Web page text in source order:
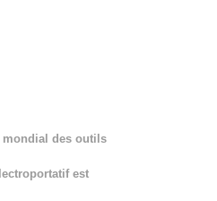
mondial des outils
est